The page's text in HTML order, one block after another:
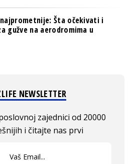
Šta očekivati i
gužve na aerodromima u
NEWSLETTER
zajednici od 20000
i čitajte nas prvi